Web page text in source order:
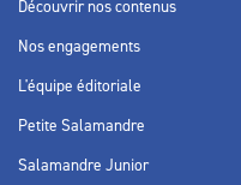
Découvrir nos contenus
Nos engagements
L'équipe éditoriale
Petite Salamandre
Salamandre Junior